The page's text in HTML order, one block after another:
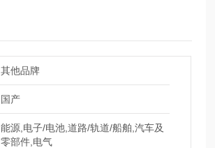
其他品牌
国产
能源,电子/电池,道路/轨道/船舶,汽车及
零部件,电气